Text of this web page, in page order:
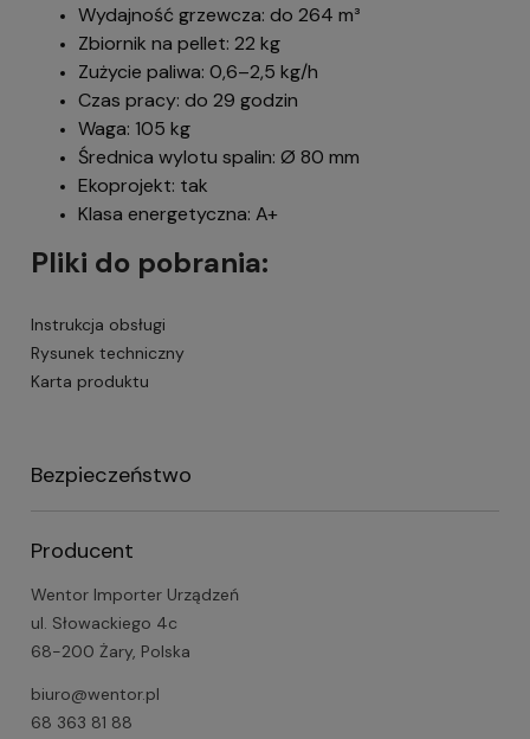
Wydajność grzewcza: do 264 m³
Zbiornik na pellet: 22 kg
Zużycie paliwa: 0,6–2,5 kg/h
Czas pracy: do 29 godzin
Waga: 105 kg
Średnica wylotu spalin: Ø 80 mm
Ekoprojekt: tak
Klasa energetyczna: A+
Pliki do pobrania:
Instrukcja obsługi
Rysunek techniczny
Karta produktu
Bezpieczeństwo
Producent
Wentor Importer Urządzeń
ul. Słowackiego 4c
68-200 Żary, Polska
biuro@wentor.pl
68 363 81 88